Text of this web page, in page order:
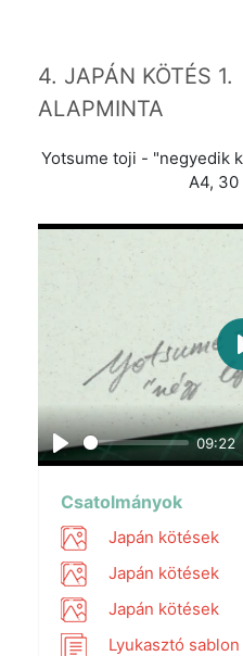
4. JAPÁN KÖTÉS 1.
ALAPMINTA
Yotsume toji - "negyedik
A4, 30
Play
09:22
Csatolmányok
Japán kötések
Japán kötések
Japán kötések
Lyukasztó